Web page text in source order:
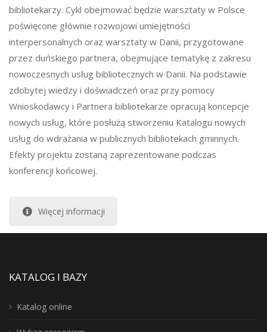
bibliotekarzy. Cykl obejmować będzie warsztaty w Polsce
poświęcone głównie rozwojowi umiejętności
interpersonalnych oraz warsztaty w Danii, przygotowane
przez duńskiego partnera, obejmujące tematykę z zakresu
nowoczesnych usług bibliotecznych w Danii. Na podstawie
zdobytej wiedzy i doświadczeń oraz przy pomocy
Wnioskodawcy i Partnera bibliotekarze opracują koncepcje
nowych usług, które posłużą stworzeniu Katalogu nowych
usług do wdrażania w publicznych bibliotekach gminnych.
Efekty projektu zostaną zaprezentowane podczas
konferencji końcowej.
Więcej informacji
KATALOG I BAZY
Katalog online